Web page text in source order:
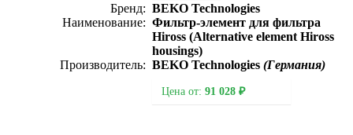
Бренд: BEKO Technologies
Наименование: Фильтр-элемент для фильтра
Hiross (Alternative element Hiross
housings)
Производитель: BEKO Technologies (Германия)
Цена от: 91 028 ₽